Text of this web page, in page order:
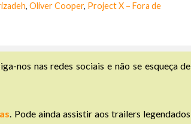
, Oliver Cooper, Project X – Fora de
nos nas redes sociais e não se esqueça de
. Pode ainda assistir aos trailers legendados